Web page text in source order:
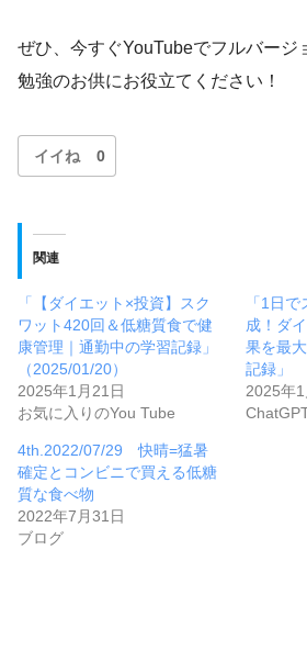
ぜひ、今すぐYouTubeでフルバージ
勉強のお供にお役立てください！
イイね 0
関連
「【ダイエット×投資】スク
ワット420回＆低糖質食で健
康管理｜通勤中の学習記録」
（2025/01/20）
2025年1月21日
お気に入りのYou Tube
「1日
成！ダ
果を最
記録」
2025年1
4th.2022/07/29 快晴=猛暑
確定とコンビニで買える低糖
質な食べ物
2022年7月31日
ブログ